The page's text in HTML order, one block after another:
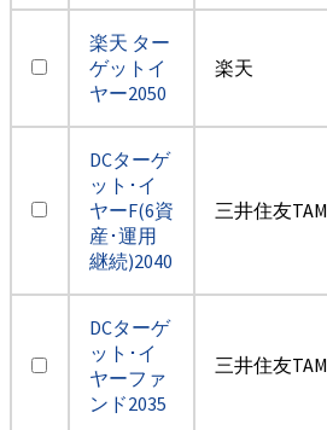
楽天 ター
ゲットイ
ヤー2050
楽天
DCターゲ
ット･イ
ヤーF(6資
産･運用
継続)2040
三井住友TAM
DCターゲ
ット･イ
ヤーファ
ンド2035
三井住友TAM